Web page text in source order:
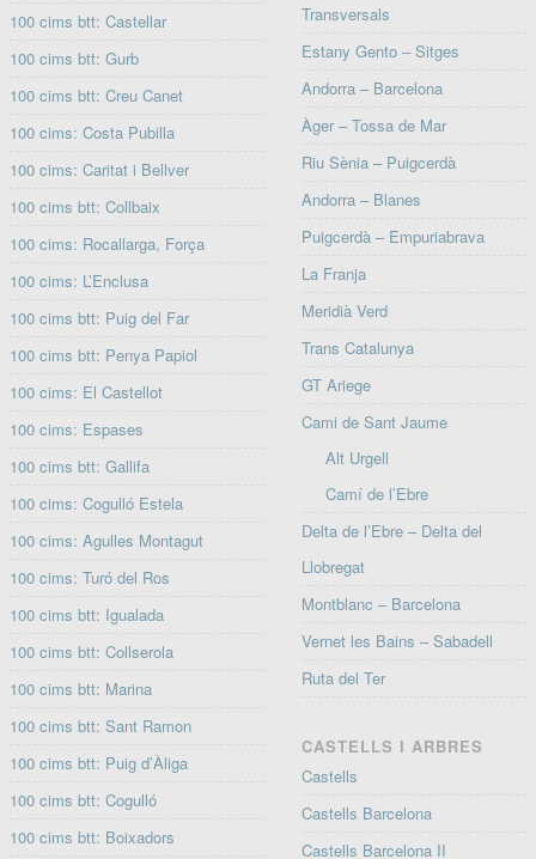
100 cims btt: Castellar
100 cims btt: Gurb
100 cims btt: Creu Canet
100 cims: Costa Pubilla
100 cims: Caritat i Bellver
100 cims btt: Collbaix
100 cims: Rocallarga, Força
100 cims: L’Enclusa
100 cims btt: Puig del Far
100 cims btt: Penya Papiol
100 cims: El Castellot
100 cims: Espases
100 cims btt: Gallifa
100 cims: Cogulló Estela
100 cims: Agulles Montagut
100 cims: Turó del Ros
100 cims btt: Igualada
100 cims btt: Collserola
100 cims btt: Marina
100 cims btt: Sant Ramon
100 cims btt: Puig d’Àliga
100 cims btt: Cogulló
100 cims btt: Boixadors
Transversals
Estany Gento – Sitges
Andorra – Barcelona
Àger – Tossa de Mar
Riu Sènia – Puigcerdà
Andorra – Blanes
Puigcerdà – Empuriabrava
La Franja
Meridià Verd
Trans Catalunya
GT Ariege
Cami de Sant Jaume
Alt Urgell
Camí de l’Ebre
Delta de l’Ebre – Delta del
Llobregat
Montblanc – Barcelona
Vernet les Bains – Sabadell
Ruta del Ter
CASTELLS I ARBRES
Castells
Castells Barcelona
Castells Barcelona II